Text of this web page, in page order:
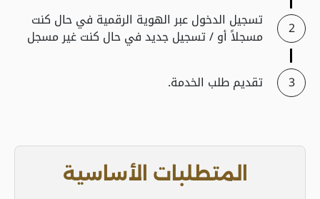
تسجيل الدخول عبر الهوية الرقمية في حال كنت
مسجلاً أو / تسجيل جديد في حال كنت غير مسجل
تقديم طلب الخدمة.
المتطلبات الأساسية